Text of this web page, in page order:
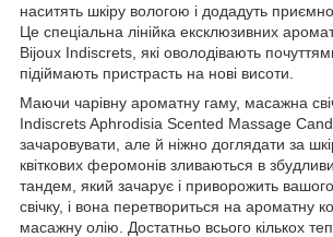
наситять шкіру вологою і додадуть
Це спеціальна лінійка ексклюзивних
Bijoux Indiscrets, які оволодівають
підіймають пристрасть на нові висоти.
Маючи чарівну ароматну гаму, масажна
Indiscrets Aphrodisia Scented Massage
зачаровувати, але й ніжно доглядати за
квіткових феромонів зливаються в
тандем, який зачарує і приворожить вашого
свічку, і вона перетвориться на ароматну
масажну олію. Достатньо всього кількох